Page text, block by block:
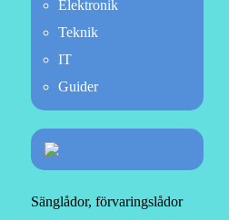
Elektronik
Teknik
IT
Guider
Sänglådor, förvaringslådor